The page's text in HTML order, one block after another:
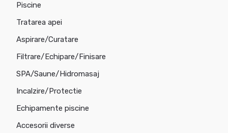
Piscine
Tratarea apei
Aspirare/Curatare
Filtrare/Echipare/Finisare
SPA/Saune/Hidromasaj
Incalzire/Protectie
Echipamente piscine
Accesorii diverse